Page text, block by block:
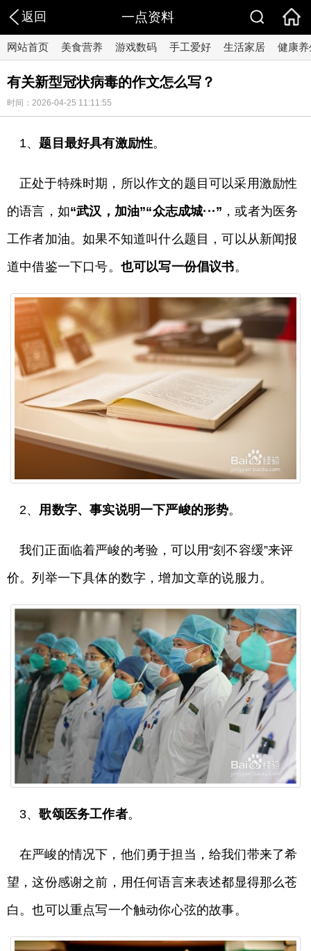
返回 一点资料
网站首页 美食营养 游戏数码 手工爱好 生活家居 健康养
有关新型冠状病毒的作文怎么写？
时间：2026-04-25 11:11:55
1、题目最好具有激励性。
正处于特殊时期，所以作文的题目可以采用激励性
的语言，如“武汉，加油”“众志成城···” ，或者为医务
工作者加油。如果不知道叫什么题目，可以从新闻报
道中借鉴一下口号。 也可以写一份倡议书。
2、 用数字、事实说明一下严峻的形势。
我们正面临着严峻的考验，可以用“刻不容缓”来评
价。列举一下具体的数字，增加文章的说服力。
3、歌颂医务工作者。
在严峻的情况下，他们勇于担当，给我们带来了希
望，这份感谢之前，用任何语言来表述都显得那么苍
白。也可以重点写一个触动你心弦的故事。